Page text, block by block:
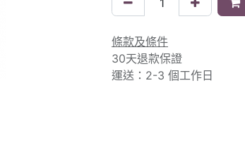
條款及條件
30天退款保證
運送：2-3 個工作日